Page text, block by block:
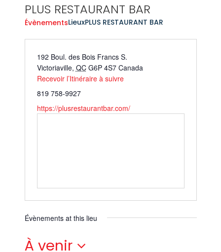
PLUS RESTAURANT BAR
ÉvènementsLieuxPLUS RESTAURANT BAR
192 Boul. des Bois Francs S.
Victoriaville, QC G6P 4S7 Canada
Recevoir l’Itinéraire à suivre
819 758-9927
https://plusrestaurantbar.com/
Évènements at this lieu
À venir